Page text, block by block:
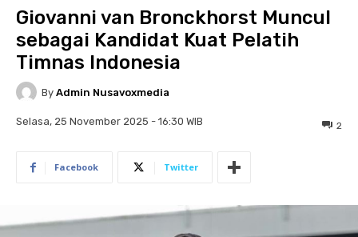
Giovanni van Bronckhorst Muncul
sebagai Kandidat Kuat Pelatih
Timnas Indonesia
By Admin Nusavoxmedia
Selasa, 25 November 2025 - 16:30 WIB 2
Facebook Twitter